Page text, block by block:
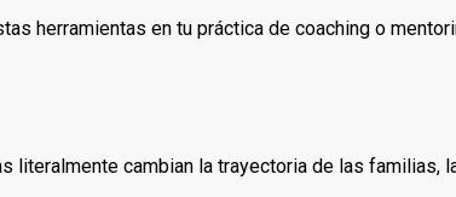
herramientas en tu práctica de coaching o
literalmente cambian la trayectoria de las